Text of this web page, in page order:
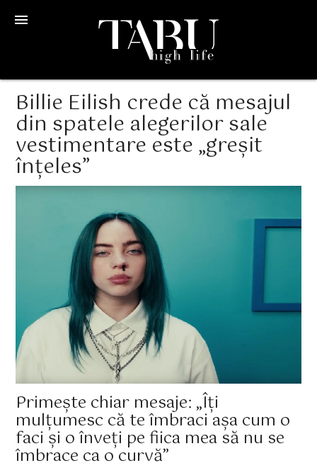
menu
Billie Eilish crede că mesajul
din spatele alegerilor sale
vestimentare este „greșit
înțeles”
Primește chiar mesaje: „Îți
mulțumesc că te îmbraci așa cum o
faci și o înveți pe fiica mea să nu se
îmbrace ca o curvă”